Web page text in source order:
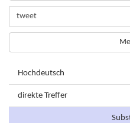
Hochdeutsch
direkte Treffer